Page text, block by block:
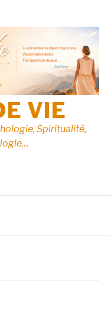
VIE
Spiritualité,